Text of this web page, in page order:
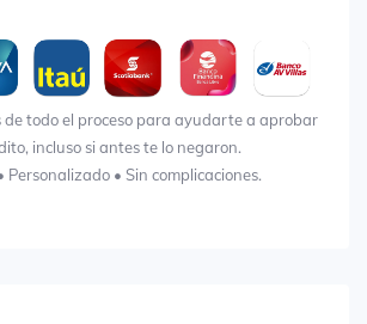
de todo el proceso para ayudarte a aprobar
incluso si antes te lo negaron.
Personalizado • Sin complicaciones.